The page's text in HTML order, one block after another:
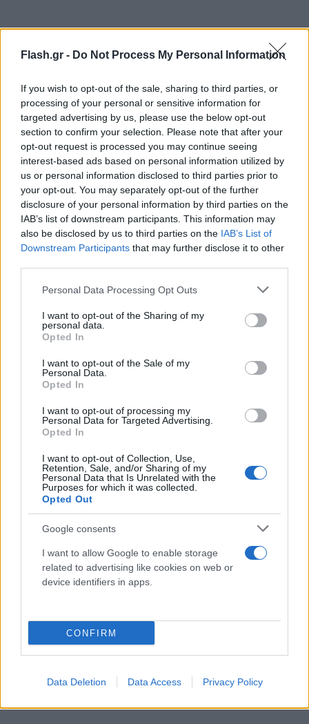
Flash.gr - Do Not Process My Personal Information
If you wish to opt-out of the sale, sharing to third parties, or
processing of your personal or sensitive information for
targeted advertising by us, please use the below opt-out
section to confirm your selection. Please note that after your
opt-out request is processed you may continue seeing
interest-based ads based on personal information utilized by
us or personal information disclosed to third parties prior to
your opt-out. You may separately opt-out of the further
disclosure of your personal information by third parties on the
IAB’s list of downstream participants. This information may
also be disclosed by us to third parties on the IAB’s List of
Downstream Participants that may further disclose it to other
Please note that this website/app uses one or more Google
not limited to your visit or usage behaviour. You may click to
grant or deny consent to Google and its third-party tags to
use your data for below specified purposes in below Google
consent section.
Personal Data Processing Opt Outs
I want to opt-out of the Sharing of my
personal data.
Opted In
I want to opt-out of the Sale of my
Personal Data.
Opted In
I want to opt-out of processing my
Personal Data for Targeted Advertising.
Opted In
I want to opt-out of Collection, Use,
Retention, Sale, and/or Sharing of my
Personal Data that Is Unrelated with the
Purposes for which it was collected.
Opted Out
Google consents
I want to allow Google to enable storage
related to advertising like cookies on web or
device identifiers in apps.
CONFIRM
Data Deletion Data Access Privacy Policy
Ένα ακόμη σενάριο που εξετάζεται είναι κάποιοι να
τους έστησαν ενέδρα και να τους εκτέλεσαν πριν
καν προλάβουν να αντιδράσουν.
«Ακούσαμε πολλούς πυροβολισμούς μαζί και μετά
σταδιακά έναν έναν». «Άκουσα τους
μηχανή με ένα σκούρο αυτοκίνητο να τρέχουν
στην οδό Αρίωνος» κατέθεσε άλλος μάρτυρας.
Σύμφωνα με τους έμπειρους αστυνομικούς οι
χαριστικές βολές που έριξαν οι δράστες στα 6
θύματα.